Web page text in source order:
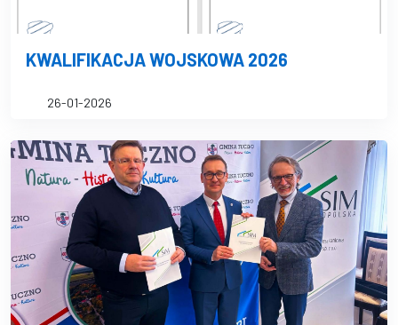
KWALIFIKACJA WOJSKOWA 2026
26-01-2026